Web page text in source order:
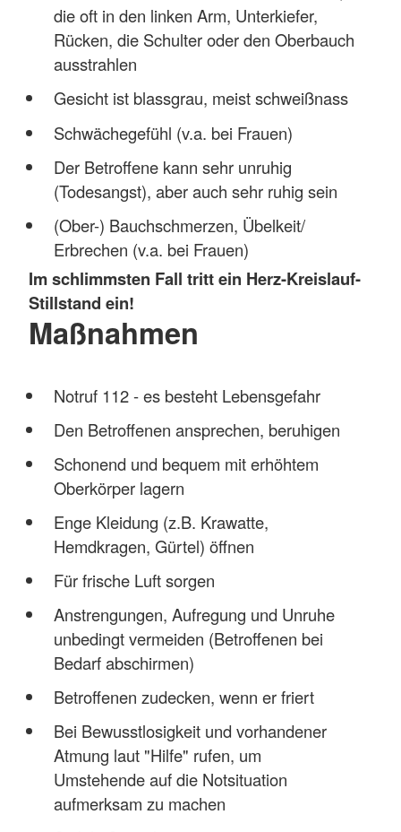
die oft in den linken Arm, Unterkiefer,
Rücken, die Schulter oder den Oberbauch
ausstrahlen
Gesicht ist blassgrau, meist schweißnass
Schwächegefühl (v.a. bei Frauen)
Der Betroffene kann sehr unruhig
(Todesangst), aber auch sehr ruhig sein
(Ober-) Bauchschmerzen, Übelkeit/
Erbrechen (v.a. bei Frauen)
Im schlimmsten Fall tritt ein Herz-Kreislauf-
Stillstand ein!
Maßnahmen
Notruf 112 - es besteht Lebensgefahr
Den Betroffenen ansprechen, beruhigen
Schonend und bequem mit erhöhtem
Oberkörper lagern
Enge Kleidung (z.B. Krawatte,
Hemdkragen, Gürtel) öffnen
Für frische Luft sorgen
Anstrengungen, Aufregung und Unruhe
unbedingt vermeiden (Betroffenen bei
Bedarf abschirmen)
Betroffenen zudecken, wenn er friert
Bei Bewusstlosigkeit und vorhandener
Atmung laut "Hilfe" rufen, um
Umstehende auf die Notsituation
aufmerksam zu machen